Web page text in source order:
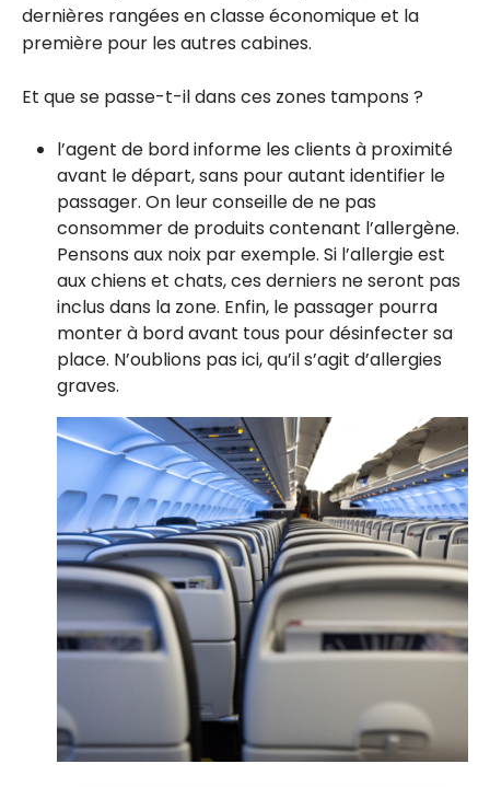
dernières rangées en classe économique et la
première pour les autres cabines.
Et que se passe-t-il dans ces zones tampons ?
l’agent de bord informe les clients à proximité
avant le départ, sans pour autant identifier le
passager. On leur conseille de ne pas
consommer de produits contenant l’allergène.
Pensons aux noix par exemple. Si l’allergie est
aux chiens et chats, ces derniers ne seront pas
inclus dans la zone. Enfin, le passager pourra
monter à bord avant tous pour désinfecter sa
place. N’oublions pas ici, qu’il s’agit d’allergies
graves.